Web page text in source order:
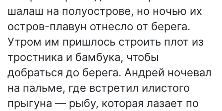
шалаш на полуострове, но ночью их
остров-плавун отнесло от берега.
Утром им пришлось строить плот из
тростника и бамбука, чтобы
добраться до берега. Андрей ночевал
на пальме, где встретил илистого
прыгуна — рыбу, которая лазает по